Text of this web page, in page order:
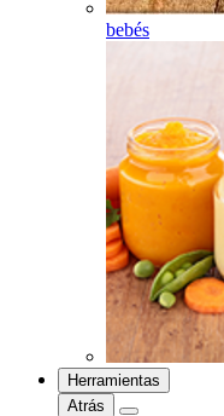
bebés
Herramientas
Atrás